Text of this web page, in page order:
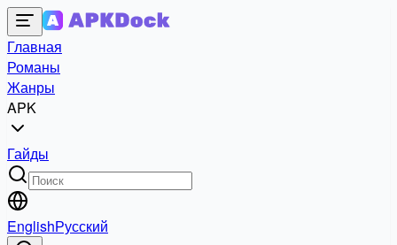
Главная
Романы
Жанры
APK
Гайды
EnglishРусский